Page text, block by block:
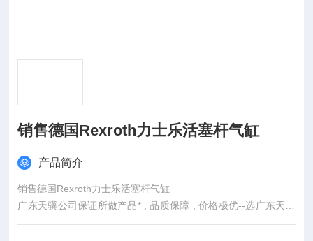
销售德国Rexroth力士乐活塞杆气缸
产品简介
销售德国Rexroth力士乐活塞杆气缸
广东天骥公司保证所做产品* , 品质保障 , 价格极优--选广东天骥
自动化，价格合理、供货及时、诚信经营是成功的基础。我们本